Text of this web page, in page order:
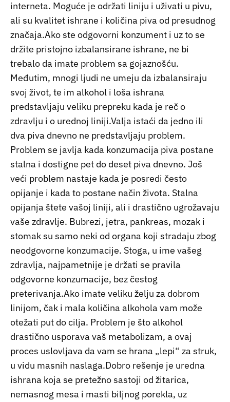
interneta. Moguće je održati liniju i uživati u pivu,
ali su kvalitet ishrane i količina piva od presudnog
značaja.Ako ste odgovorni konzument i uz to se
držite pristojno izbalansirane ishrane, ne bi
trebalo da imate problem sa gojaznošću.
Međutim, mnogi ljudi ne umeju da izbalansiraju
svoj život, te im alkohol i loša ishrana
predstavljaju veliku prepreku kada je reč o
zdravlju i o urednoj liniji.Valja istaći da jedno ili
dva piva dnevno ne predstavljaju problem.
Problem se javlja kada konzumacija piva postane
stalna i dostigne pet do deset piva dnevno. Još
veći problem nastaje kada je posredi često
opijanje i kada to postane način života. Stalna
opijanja štete vašoj liniji, ali i drastično ugrožavaju
vaše zdravlje. Bubrezi, jetra, pankreas, mozak i
stomak su samo neki od organa koji stradaju zbog
neodgovorne konzumacije. Stoga, u ime vašeg
zdravlja, najpametnije je držati se pravila
odgovorne konzumacije, bez čestog
preterivanja.Ako imate veliku želju za dobrom
linijom, čak i mala količina alkohola vam može
otežati put do cilja. Problem je što alkohol
drastično usporava vaš metabolizam, a ovaj
proces uslovljava da vam se hrana „lepi“ za struk,
u vidu masnih naslaga.Dobro rešenje je uredna
ishrana koja se pretežno sastoji od žitarica,
nemasnog mesa i masti biljnog porekla, uz